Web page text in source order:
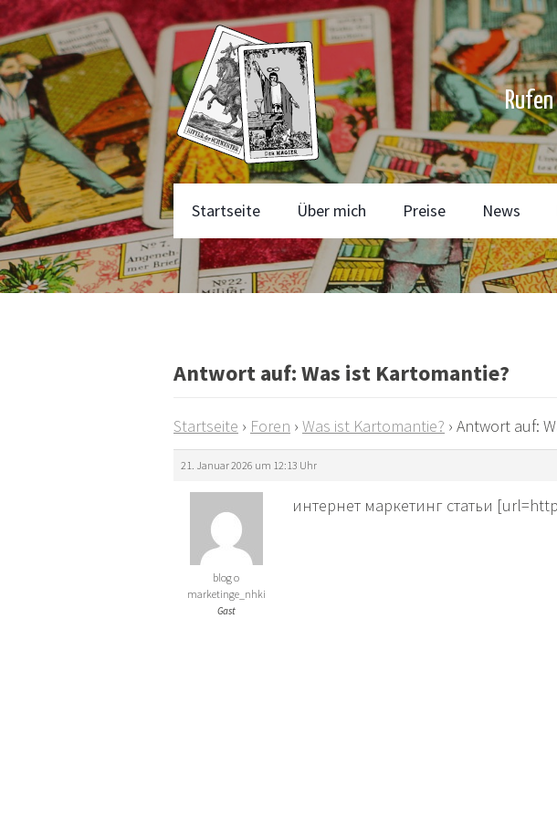
Startseite Über mich Preise News
Antwort auf: Was ist Kartomantie?
Startseite › Foren › Was ist Kartomantie? › Antwort auf:
21. Januar 2026 um 12:13 Uhr
blog o
marketinge_nhki
Gast
интернет маркетинг статьи